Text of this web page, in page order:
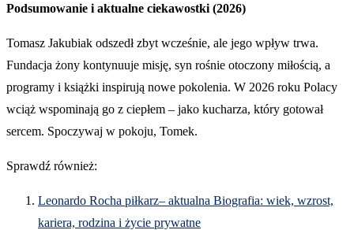
Podsumowanie i aktualne ciekawostki (2026)
Tomasz Jakubiak odszedł zbyt wcześnie, ale jego wpływ trwa.
Fundacja żony kontynuuje misję, syn rośnie otoczony miłością, a
programy i książki inspirują nowe pokolenia. W 2026 roku Polacy
wciąż wspominają go z ciepłem – jako kucharza, który gotował
sercem. Spoczywaj w pokoju, Tomek.
Sprawdź również:
Leonardo Rocha piłkarz– aktualna Biografia: wiek, wzrost,
kariera, rodzina i życie prywatne